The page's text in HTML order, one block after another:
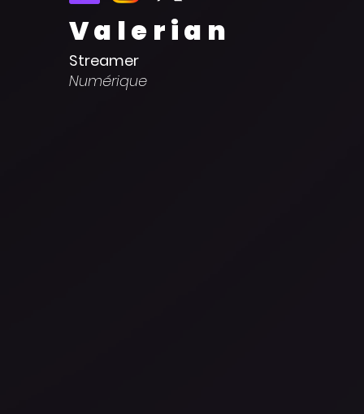
Valerian
Streamer
Numérique